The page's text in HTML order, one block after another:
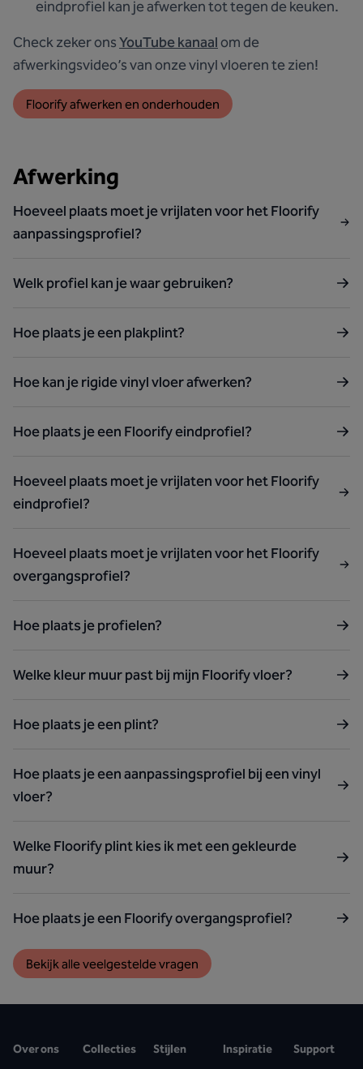
eindprofiel kan je afwerken tot tegen de keuken.
Check zeker onsYouTube kanaalom de
afwerkingsvideo’s van onze vinyl vloeren te zien!
Floorify afwerken en onderhouden
Afwerking
Hoeveel plaats moet je vrijlaten voor het Floorify
aanpassingsprofiel?
Welk profiel kan je waar gebruiken?
Hoe plaats je een plakplint?
Hoe kan je rigide vinyl vloer afwerken?
Hoe plaats je een Floorify eindprofiel?
Hoeveel plaats moet je vrijlaten voor het Floorify
eindprofiel?
Hoeveel plaats moet je vrijlaten voor het Floorify
overgangsprofiel?
Hoe plaats je profielen?
Welke kleur muur past bij mijn Floorify vloer?
Hoe plaats je een plint?
Hoe plaats je een aanpassingsprofiel bij een vinyl
vloer?
Welke Floorify plint kies ik met een gekleurde
muur?
Hoe plaats je een Floorify overgangsprofiel?
Bekijk alle veelgestelde vragen
Over ons Collecties Stijlen Inspiratie Support